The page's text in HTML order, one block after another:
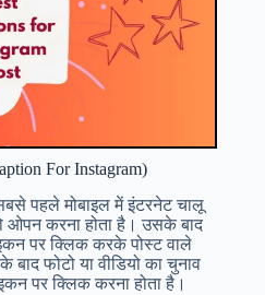
For Instagram)
पहले मोबाइल में इंटरनेट चालू
ओपन करना होता है। उसके बाद
पर क्लिक करके पोस्ट वाले
फोटो या वीडियो का चुनाव
पर क्लिक करना होता है।